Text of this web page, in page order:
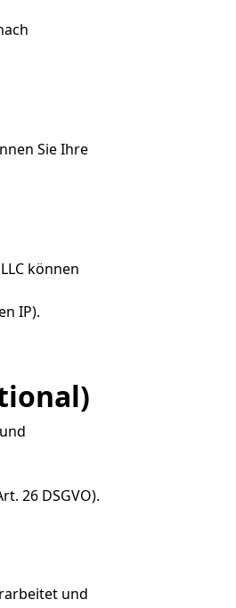
Sie Ihre
können
IP).
26 DSGVO).
und